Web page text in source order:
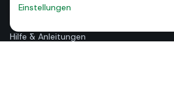
Einstellungen
Hilfe & Anleitungen